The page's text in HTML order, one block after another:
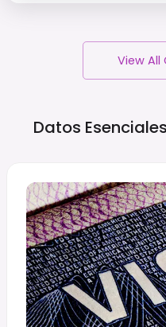
View All
Datos